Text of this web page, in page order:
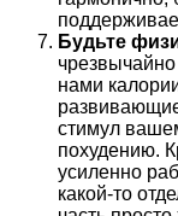
Будьте
нами
стимул
похудению.
усиленно
какой-то